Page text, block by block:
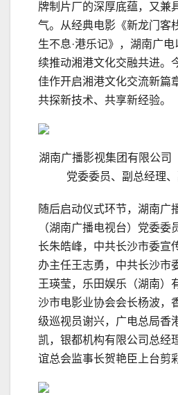
牌制片厂的深厚底蕴，又兼
气。从经典电影《新龙门客
生不息·港乐记》，湖南广
续推动湘港文化交融共进。
佳作开启湘港文化交流新篇
共探新技术、共享新经验。
湖南广播影视集团有限公司
党委委员、副总经理
随后启动仪式环节，湖南广
（湖南广播电视台）党委委
长朱皓峰， 中共长沙市委宣
办主任王志勇， 中共长沙市
王瑛莹，乐田娱乐（湖南）
沙市电影业协会会长杨波，
级巡视员谢兴，广电总局香
凯，银都机构有限公司总经
谊总会监事长贺艳臣上台剪